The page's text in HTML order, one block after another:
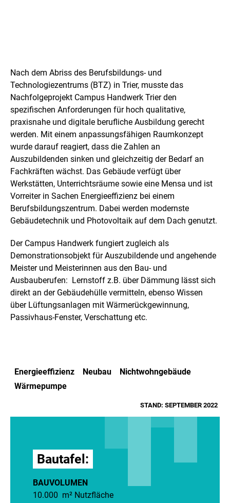
o
j
e
k
t
Nach dem Abriss des Berufsbildungs- und
Technologiezentrums (BTZ) in Trier, musste das
Nachfolgeprojekt Campus Handwerk Trier den
spezifischen Anforderungen für hoch qualitative,
praxisnahe und digitale berufliche Ausbildung gerecht
werden. Mit einem anpassungsfähigen Raumkonzept
wurde darauf reagiert, dass die Zahlen an
Auszubildenden sinken und gleichzeitig der Bedarf an
Fachkräften wächst. Das Gebäude verfügt über
Werkstätten, Unterrichtsräume sowie eine Mensa und ist
Vorreiter in Sachen Energieeffizienz bei einem
Berufsbildungszentrum. Dabei werden modernste
Gebäudetechnik und Photovoltaik auf dem Dach genutzt.
Der Campus Handwerk fungiert zugleich als
Demonstrationsobjekt für Auszubildende und angehende
Meister und Meisterinnen aus den Bau- und
Ausbauberufen: Lernstoff z.B. über Dämmung lässt sich
direkt an der Gebäudehülle vermitteln, ebenso Wissen
über Lüftungsanlagen mit Wärmerückgewinnung,
Passivhaus-Fenster, Verschattung etc.
Energieeffizienz Neubau
Nichtwohngebäude
Wärmepumpe
STAND: SEPTEMBER 2022
Bautafel:
BAUVOLUMEN
10.000 m² Nutzfläche